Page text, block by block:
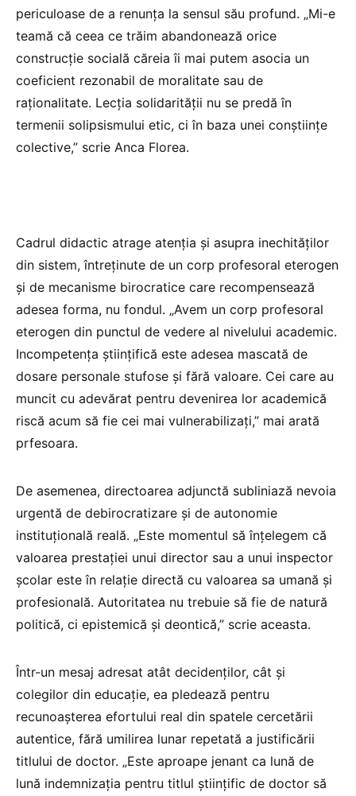
periculoase de a renunța la sensul său profund. „Mi-e
teamă că ceea ce trăim abandonează orice
construcție socială căreia îi mai putem asocia un
coeficient rezonabil de moralitate sau de
raționalitate. Lecția solidarității nu se predă în
termenii solipsismului etic, ci în baza unei conștiințe
colective,” scrie Anca Florea.
Cadrul didactic atrage atenția și asupra inechităților
din sistem, întreținute de un corp profesoral eterogen
și de mecanisme birocratice care recompensează
adesea forma, nu fondul. „Avem un corp profesoral
eterogen din punctul de vedere al nivelului academic.
Incompetența științifică este adesea mascată de
dosare personale stufose și fără valoare. Cei care au
muncit cu adevărat pentru devenirea lor academică
riscă acum să fie cei mai vulnerabilizați,” mai arată
prfesoara.
De asemenea, directoarea adjunctă subliniază nevoia
urgentă de debirocratizare și de autonomie
instituțională reală. „Este momentul să înțelegem că
valoarea prestației unui director sau a unui inspector
școlar este în relație directă cu valoarea sa umană și
profesională. Autoritatea nu trebuie să fie de natură
politică, ci epistemică și deontică,” scrie aceasta.
Într-un mesaj adresat atât decidenților, cât și
colegilor din educație, ea pledează pentru
recunoașterea efortului real din spatele cercetării
autentice, fără umilirea lunar repetată a justificării
titlului de doctor. „Este aproape jenant ca lună de
lună indemnizația pentru titlul științific de doctor să